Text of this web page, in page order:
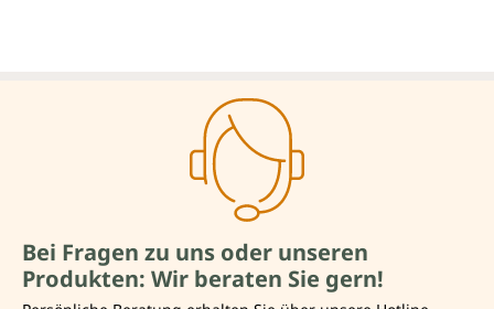
Bei Fragen zu uns oder unseren
Produkten: Wir beraten Sie gern!